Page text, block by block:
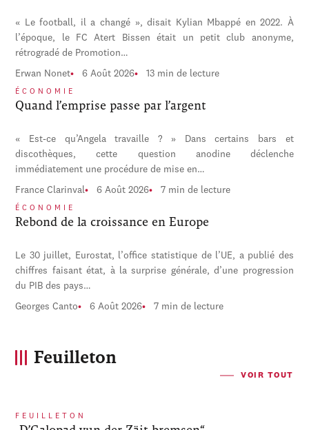
« Le football, il a changé », disait Kylian Mbappé en 2022. À
l’époque, le FC Atert Bissen était un petit club anonyme,
rétrogradé de Promotion…
Erwan Nonet 6 Août 2026 13 min de lecture
ÉCONOMIE
Quand l’emprise passe par l’argent
« Est-ce qu’Angela travaille ? » Dans certains bars et
discothèques, cette question anodine déclenche
immédiatement une procédure de mise en…
France Clarinval 6 Août 2026 7 min de lecture
ÉCONOMIE
Rebond de la croissance en Europe
Le 30 juillet, Eurostat, l’office statistique de l’UE, a publié des
chiffres faisant état, à la surprise générale, d’une progression
du PIB des pays…
Georges Canto 6 Août 2026 7 min de lecture
Feuilleton
VOIR TOUT
FEUILLETON